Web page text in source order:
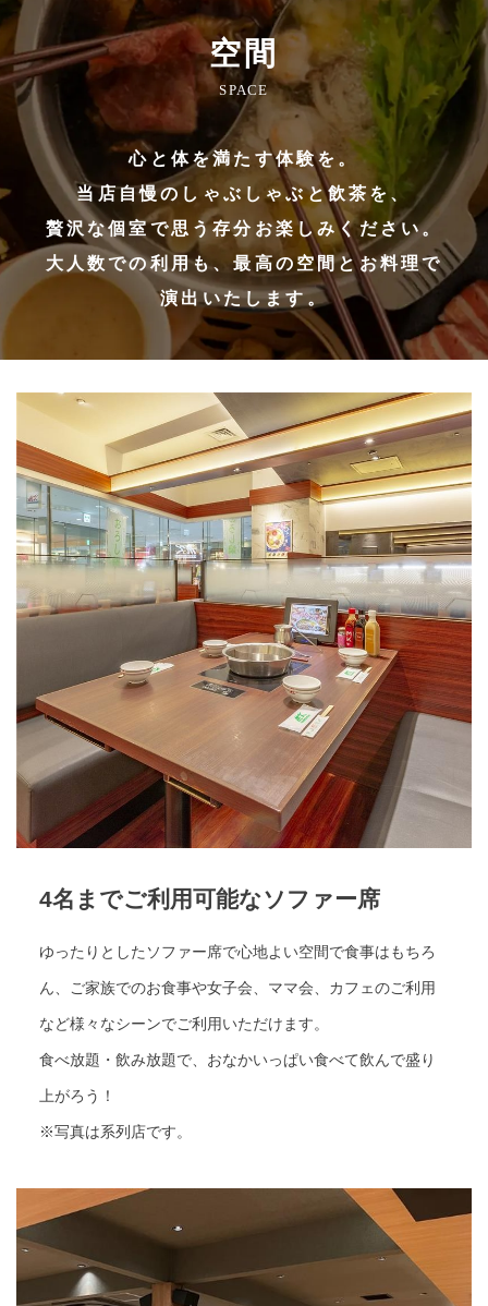
空間
SPACE
心と体を満たす体験を。
当店自慢のしゃぶしゃぶと飲茶を、
贅沢な個室で思う存分お楽しみください。
大人数での利用も、最高の空間とお料理で
演出いたします。
4名までご利用可能なソファー席
ゆったりとしたソファー席で心地よい空間で食事はもちろ
ん、ご家族でのお食事や女子会、ママ会、カフェのご利用
など様々なシーンでご利用いただけます。
食べ放題・飲み放題で、おなかいっぱい食べて飲んで盛り
上がろう！
※写真は系列店です。